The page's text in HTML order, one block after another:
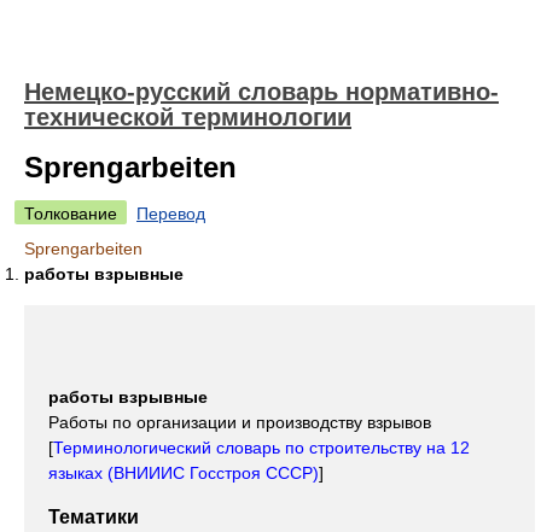
Немецко-русский словарь нормативно-
технической терминологии
Sprengarbeiten
Толкование
Перевод
Sprengarbeiten
работы взрывные
работы взрывные
Работы по организации и производству взрывов
[Терминологический словарь по строительству на 12
языках (ВНИИИС Госстроя СССР)]
Тематики